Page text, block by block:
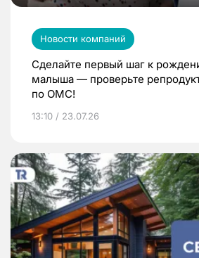
Новости компаний
Сделайте первый шаг к
малыша — проверьте
по ОМС!
13:10 / 23.07.26